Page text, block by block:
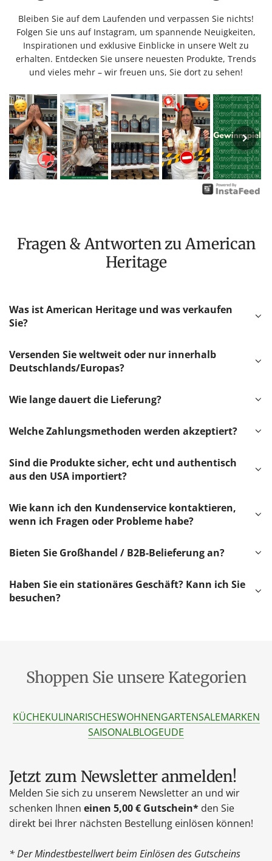
Bleiben Sie auf dem Laufenden und verpassen Sie nichts!
Folgen Sie uns auf Instagram, um spannende Neuigkeiten,
Inspirationen und exklusive Einblicke in unsere Welt zu
erhalten. Entdecken Sie unsere neuesten Produkte, Trends
und vieles mehr – wir freuen uns, Sie dort zu sehen!
Fragen & Antworten zu American
Heritage
Was ist American Heritage und was verkaufen
Sie?
Versenden Sie weltweit oder nur innerhalb
Deutschlands/Europas?
Wie lange dauert die Lieferung?
Welche Zahlungsmethoden werden akzeptiert?
Sind die Produkte sicher, echt und authentisch
aus den USA importiert?
Wie kann ich den Kundenservice kontaktieren,
wenn ich Fragen oder Probleme habe?
Bieten Sie Großhandel / B2B-Belieferung an?
Haben Sie ein stationäres Geschäft? Kann ich Sie
besuchen?
Shoppen Sie unsere Kategorien
KÜCHEKULINARISCHESWOHNENGARTENSALEMARKEN
SAISONALBLOGEUDE
Jetzt zum Newsletter anmelden!
Melden Sie sich zu unserem Newsletter an und wir
schenken Ihnen einen 5,00 € Gutschein* den Sie
direkt bei Ihrer nächsten Bestellung einlösen können!
* Der Mindestbestellwert beim Einlösen des Gutscheins